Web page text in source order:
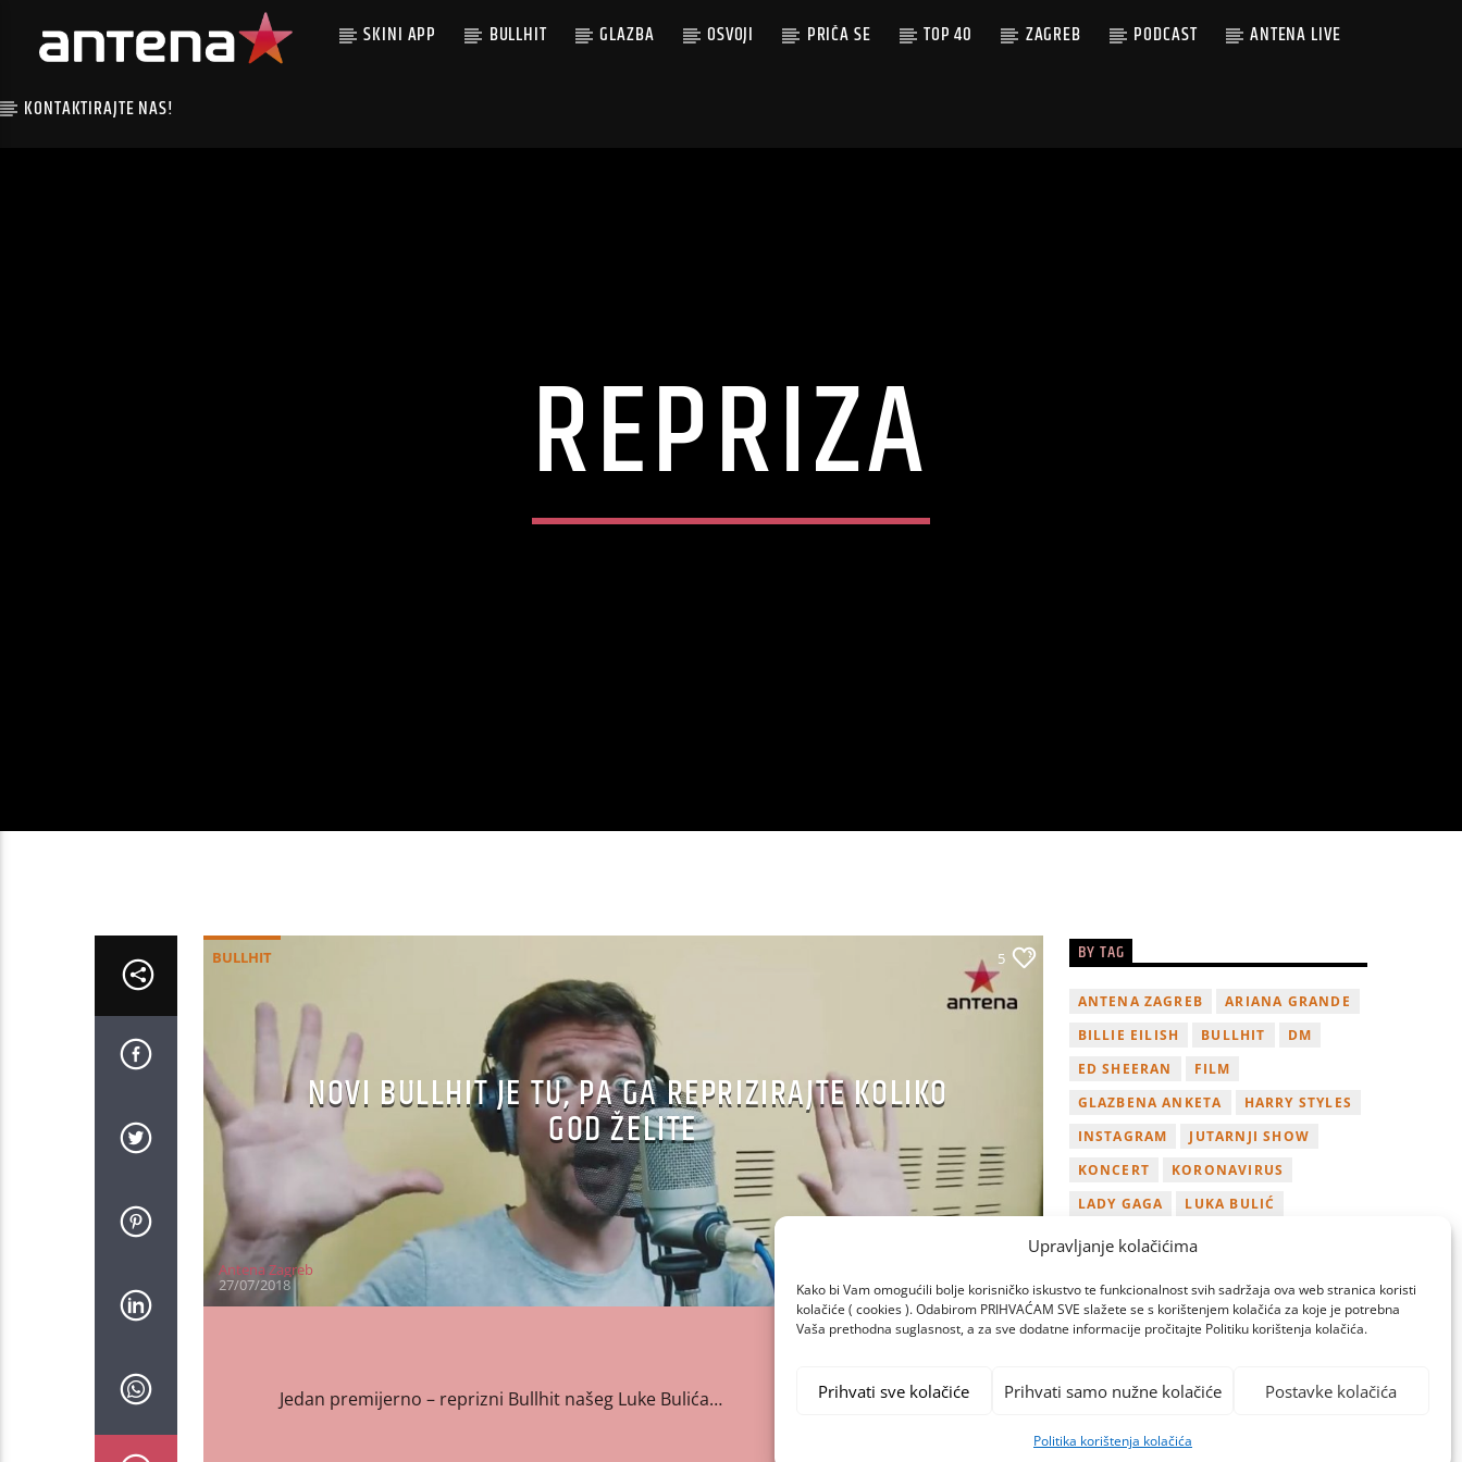
Upravljanje kolačićima
Kako bi Vam omogućili bolje korisničko iskustvo te funkcionalnost svih sadržaja ova web stranica koristi
kolačiće ( cookies ). Odabirom PRIHVAĆAM SVE slažete se s korištenjem kolačića za koje je potrebna
Vaša prethodna suglasnost, a za sve dodatne informacije pročitajte Politiku korištenja kolačića.
Prihvati sve kolačiće Prihvati samo nužne kolačiće Postavke kolačića
Politika korištenja kolačića
SKINI APP BULLHIT GLAZBA OSVOJI PRIČA SE TOP 40 ZAGREB PODCAST ANTENA LIVE
KONTAKTIRAJTE NAS!
REPRIZA
BULLHIT 5
NOVI BULLHIT JE TU, PA GA REPRIZIRAJTE KOLIKO
GOD ŽELITE
Antena Zagreb
27/07/2018
Jedan premijerno – reprizni Bullhit našeg Luke Bulića…
BY TAG
ANTENA ZAGREB
ARIANA GRANDE
BILLIE EILISH
BULLHIT
DM
ED SHEERAN
FILM
GLAZBENA ANKETA
HARRY STYLES
INSTAGRAM
JUTARNJI SHOW
KONCERT
KORONAVIRUS
LADY GAGA
LUKA BULIĆ
NAGRADA
TAMARA LOOS
TAYLOR SWIFT
TWITTER
VIDEO
YOUTUBE